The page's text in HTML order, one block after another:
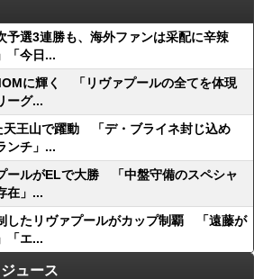
予選3連勝も、海外ファンは采配に辛辣
「今日...
に輝く 「リヴァプールの全てを体現
ーグ...
天王山で躍動 「デ・ブライネ封じ込め
ンチ」...
ールがELで大勝 「中盤守備のスペシャ
在」...
したリヴァプールがカップ制覇 「遠藤が
「エ...
ュース